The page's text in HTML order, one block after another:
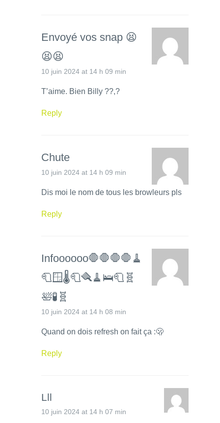
Envoyé vos snap 😫
😫😫
10 juin 2024 at 14 h 09 min
T’aime. Bien Billy ??,?
Reply
Chute
10 juin 2024 at 14 h 09 min
Dis moi le nom de tous les browleurs pls
Reply
Infoooooo🛑🛑🛑🛑🧹
🧻🪟🌡️🧻🪮🧹🛌🧻🧬
🛀🧪🧬
10 juin 2024 at 14 h 08 min
Quand on dois refresh on fait ça :🫢
Reply
Lll
10 juin 2024 at 14 h 07 min